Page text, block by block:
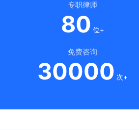
专职律师
80 位+
免费咨询
30000 次+